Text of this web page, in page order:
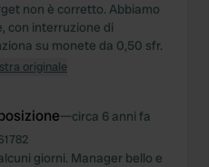
non è corretto. Abbiamo
con interruzione di
su monete da 0,50 sfr.
originale
—circa 6 anni fa
giorni. Manager bello e